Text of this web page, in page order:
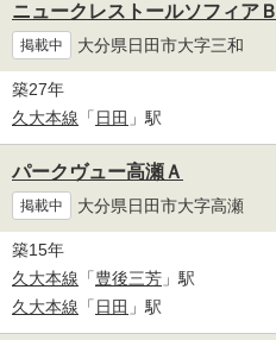
ニュークレストールソフィアＢ
掲載中 大分県日田市大字三和
築27年
久大本線 「 日田 」駅
パークヴュー高瀬Ａ
掲載中 大分県日田市大字高瀬
築15年
久大本線 「豊後三芳 」駅
久大本線 「 日田 」駅